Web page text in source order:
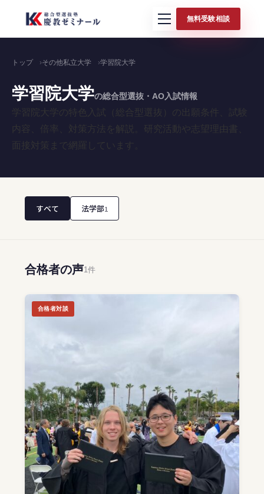
無料受験相談
トップ その他私立大学 学習院大学
学習院大学の総合型選抜・AO入試情報
学習院大学の特色入試（総合型選抜）の出願条件、試験
内容、倍率、対策方法を解説。研究活動や志望理由書、
面接対策まで網羅しています。
すべて 法学部1
合格者の声1件
合格者対談